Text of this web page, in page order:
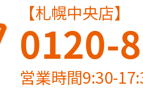
【札幌中央店】
0120-
営業時間9:30-